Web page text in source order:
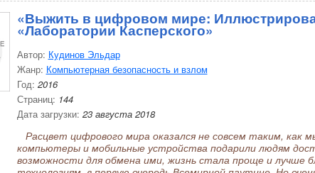
«Выжить в цифровом мире:
«Лаборатории Касперского»
Автор: Кудинов Эльдар
Жанр: Компьютерная безопасность и взлом
Год: 2016
Страниц: 144
Дата загрузки: 23 августа 2018
Расцвет цифрового мира оказался не совсем таким, как
компьютеры и мобильные устройства подарили людям
возможности для обмена ими, жизнь стала проще и лучше